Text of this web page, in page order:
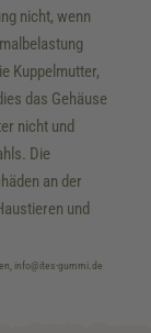
nicht, wenn
Kuppelmutter,
das Gehäuse
nicht und
Die
an der
und
info@ites-gummi.de